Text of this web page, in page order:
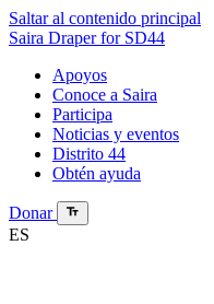
Saltar al contenido principal
Saira Draperfor SD44
Apoyos
Conoce a Saira
Participa
Noticias y eventos
Distrito 44
Obtén ayuda
Donar
ES